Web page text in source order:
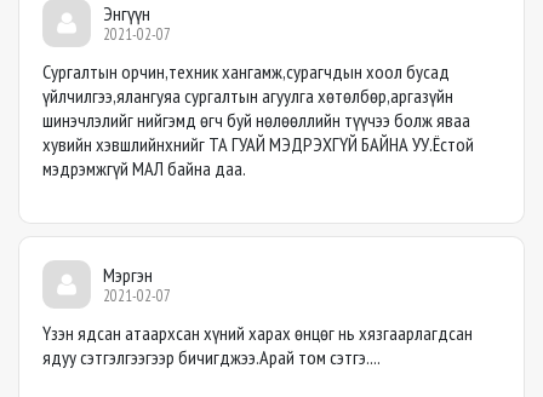
Энгүүн
2021-02-07
Сургалтын орчин,техник хангамж,сурагчдын хоол бусад
үйлчилгээ,ялангуяа сургалтын агуулга хөтөлбөр,аргазүйн
шинэчлэлийг нийгэмд өгч буй нөлөөллийн түүчээ болж яваа
хувийн хэвшлийнхнийг ТА ГУАЙ МЭДРЭХГҮЙ БАЙНА УУ.Ёстой
мэдрэмжгүй МАЛ байна даа.
Мэргэн
2021-02-07
Үзэн ядсан атаархсан хүний харах өнцөг нь хязгаарлагдсан
ядуу сэтгэлгээгээр бичигджээ.Арай том сэтгэ....